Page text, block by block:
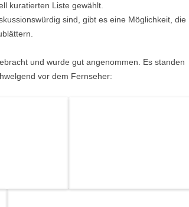
kuratierten Liste gewählt.
sind, gibt es eine Möglichkeit, die
und wurde gut angenommen. Es standen
vor dem Fernseher: